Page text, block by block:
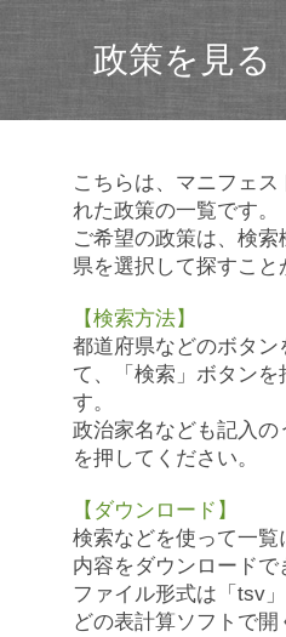
政策を見る
こちらは、マニフェス
れた政策の一覧です。
ご希望の政策は、検
県を選択して探すこと
【検索方法】
都道府県などのボタン
て、「検索」ボタンを
す。
政治家名なども記入
を押してください。
【ダウンロード】
検索などを使って一
内容をダウンロードで
ファイル形式は「tsv
どの表計算ソフトで